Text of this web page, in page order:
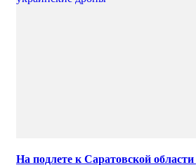
На подлете к Саратовской